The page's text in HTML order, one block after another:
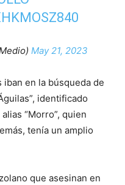
May 21, 2023
en la búsqueda de
identificado
“Morro”, quien
tenía un amplio
que asesinan en